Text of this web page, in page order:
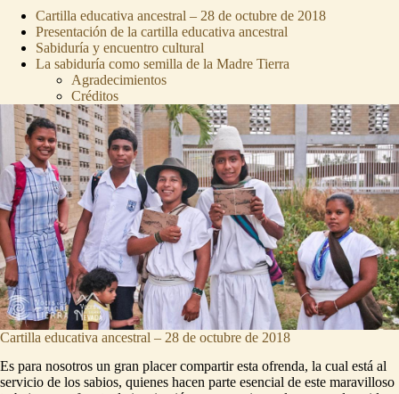
Cartilla educativa ancestral – 28 de octubre de 2018
Presentación de la cartilla educativa ancestral
Sabiduría y encuentro cultural
La sabiduría como semilla de la Madre Tierra
Agradecimientos
Créditos
Cartilla educativa ancestral – 28 de octubre de 2018
Es para nosotros un gran placer compartir esta ofrenda, la cual está al
servicio de los sabios, quienes hacen parte esencial de este maravilloso